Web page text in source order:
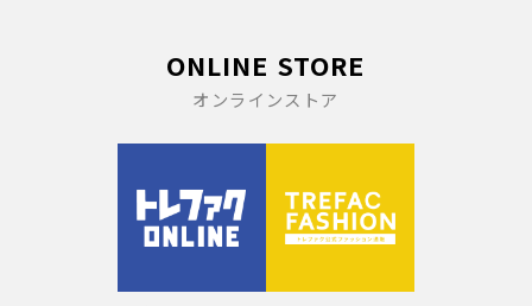
ONLINE STORE
オンラインストア